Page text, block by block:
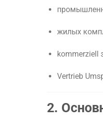
жилых
kommerziell
Vertrieb
2.